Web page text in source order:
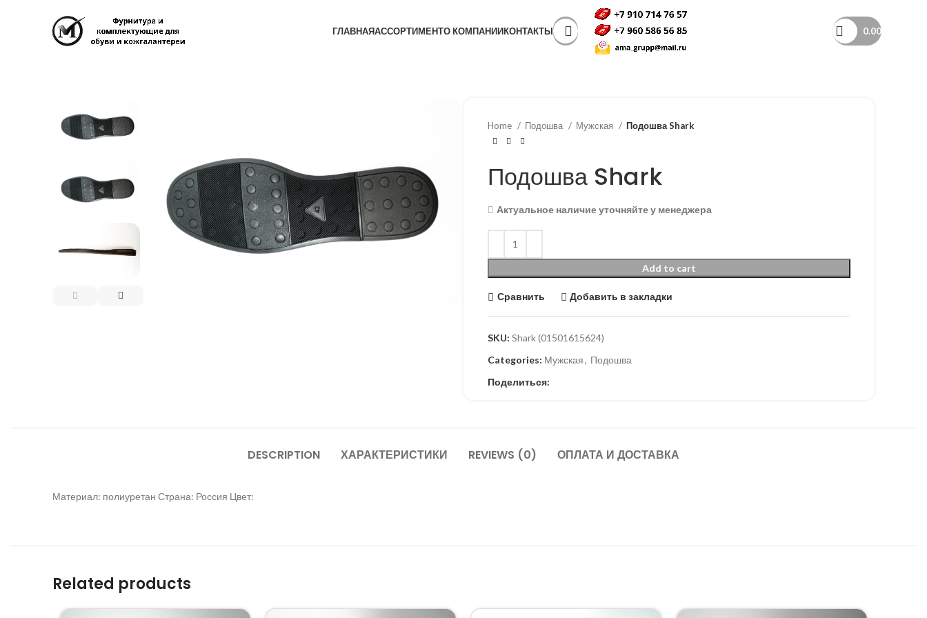
ГЛАВНАЯАССОРТИМЕНТО КОМПАНИИКОНТАКТЫ 0.00
Home Подошва Мужская Подошва Shark
Подошва Shark
Актуальное наличие уточняйте у менеджера
Add to cart
Сравнить Добавить в закладки
SKU: Shark (01501615624)
Categories: Мужская, Подошва
Поделиться:
DESCRIPTION ХАРАКТЕРИСТИКИ REVIEWS (0) ОПЛАТА И ДОСТАВКА
Материал: полиуретан Страна: Россия Цвет:
Related products